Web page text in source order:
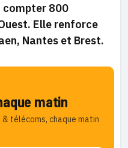
compter 800
Elle renforce
Nantes et Brest.
matin
télécoms, chaque matin